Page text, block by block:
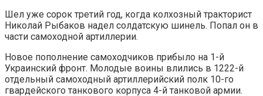
Шел уже сорок третий год, когда колхозный тракторист
Николай Рыбаков надел солдатскую шинель. Попал он в
части самоходной артиллерии.
Новое пополнение самоходчиков прибыло на 1-й
Украинский фронт. Молодые воины влились в 1222-й
отдельный самоходный артиллерийский полк 10-го
гвардейского танкового корпуса 4-й танковой армии.